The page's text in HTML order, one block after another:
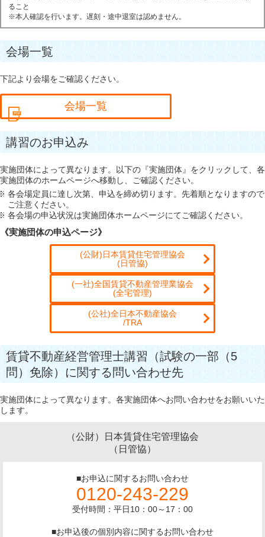
ること
※本人確認を行います。遅刻・途中退室は認めません。
会場一覧
下記より会場をご確認ください。
会場一覧
講習のお申込み
実施団体によって異なります。以下の『実施団体』をクリックして、各
実施団体のホームページへ移動し、ご確認ください。
各会場定員に達し次第、申込を締め切ります。先着順となりますので
ご注意ください。
各会場の申込状況は実施団体ホームページにてご確認ください。
《実施団体の申込ページ》
(公財)日本賃貸住宅管理協会
(日管協)
(一社)全国賃貸不動産管理業協会
(全宅管理)
(公社)全日本不動産協会
/TRA
賃貸不動産経営管理士講習（試験の一部（5
問）免除）に関する問い合わせ先
実施団体によって異なります。各実施団体へお問い合わせをお願いいた
します。
（公財）日本賃貸住宅管理協会
（日管協）
■お申込に関するお問い合わせ
0120-243-229
受付時間：平日10：00～17：00
■お申込後の個別内容に関するお問い合わせ